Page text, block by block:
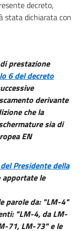
decreto,
stata dichiarata con
prestazione
6 del decreto
derivante
che la
sia di
EN
Presidente della
apportate le
parole da: "LM-4"
"LM-4, da LM-
71, LM-73" e le